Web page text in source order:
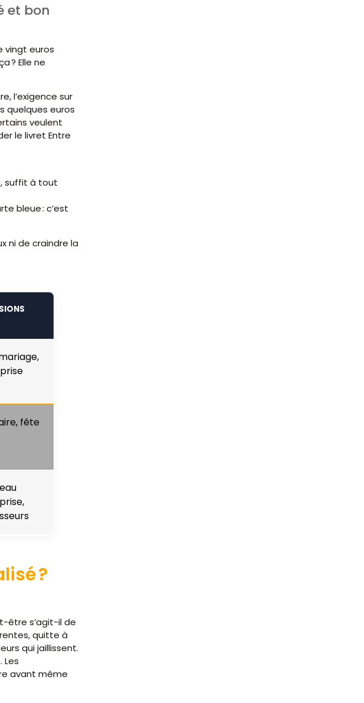
et bon
vingt euros
? Elle ne
l’exigence sur
quelques euros
veulent
le livret Entre
suffit à tout
bleue : c’est
ni de craindre la
fête
?
être s’agit-il de
quitte à
qui jaillissent.
Les
avant même